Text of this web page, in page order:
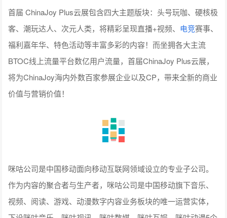
首届 ChinaJoy Plus云展包含四大主题版块：头号玩咖、硬核极
客、潮玩达人、次元人类，将精彩呈现直播+视频、 电竞赛事、
福利嘉年华、特色活动等丰富多彩的内容！而坐拥各大主流
BTOC线上流量平台数亿用户流量，首届ChinaJoy Plus云展，
将为ChinaJoy海内外数百家参展企业以及CP，带来全新的商业
价值与营销价值！
咪咕公司是中国移动面向移动互联网领域设立的专业子公司。
作为内容的聚合者与生产者，咪咕公司是中国移动旗下音乐、
视频、阅读、游戏、动漫数字内容业务板块的唯一运营实体，